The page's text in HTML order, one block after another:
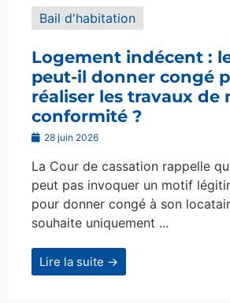
Bail d'habitation
Logement indécent :
peut-il donner congé
réaliser les travaux de
conformité ?
28 juin 2026
La Cour de cassation rappelle
peut pas invoquer un motif
pour donner congé à son
souhaite uniquement ...
Lire la suite →